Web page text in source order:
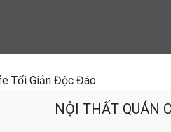
NỘI THẤT QUÁN